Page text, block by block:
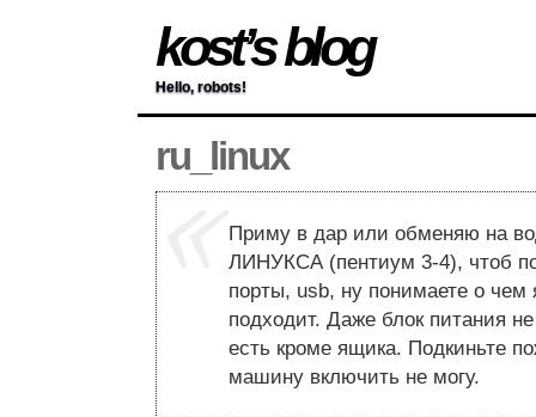
kost’s blog
Hello, robots!
ru_linux
Приму в дар или обменяю на
ЛИНУКСА (пентиум 3-4), чтоб
порты, usb, ну понимаете о чем
подходит. Даже блок питания
есть кроме ящика. Подкиньте
машину включить не могу.